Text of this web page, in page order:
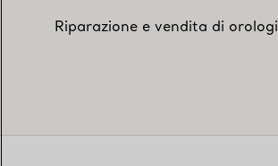
Riparazione e vendita di orologi